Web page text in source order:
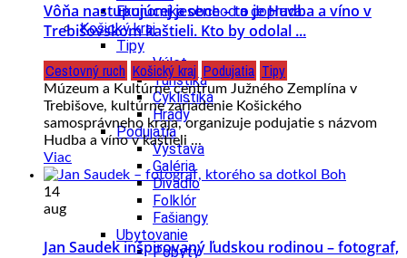
Ekonomika obchod a doprava
Košický kraj
Tipy
Výlet
Turistika
Cyklistika
Hrady
Podujatia
Výstava
Galéria
Divadlo
Folklór
Fašiangy
Ubytovanie
Pobyty
Vôňa nastupujúcej jesene – to je Hudba a víno v
Trebišovskom kaštieli. Kto by odolal ...
Cestovný ruch Košický kraj Podujatia Tipy
Múzeum a Kultúrne centrum Južného Zemplína v
Trebišove, kultúrne zariadenie Košického
samosprávneho kraja, organizuje podujatie s názvom
Hudba a víno v kaštieli ...
Viac
14
aug
Jan Saudek inšpirovaný ľudskou rodinou – fotograf,